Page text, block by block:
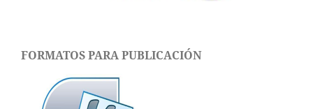
FORMATOS PARA PUBLICACIÓN